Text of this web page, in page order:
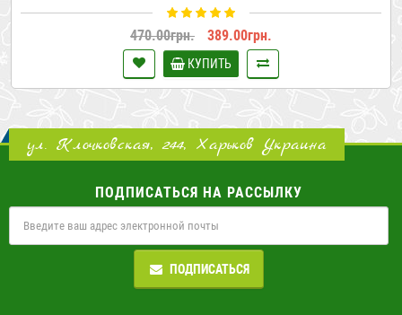
470.00грн. 389.00грн.
КУПИТЬ
ул. Клочковская, 244, Харьков Украина
ПОДПИСАТЬСЯ НА РАССЫЛКУ
ПОДПИСАТЬСЯ